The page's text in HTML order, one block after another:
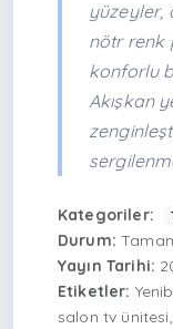
yüzeyler,
nötr renk
konforlu
Akışkan
Kategoriler:
Durum:
Yayın Tarihi:
Etiketler:
salon tv